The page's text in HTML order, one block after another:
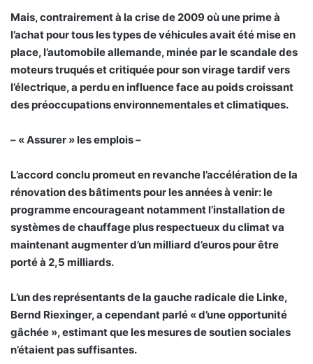
Mais, contrairement à la crise de 2009 où une prime à
l’achat pour tous les types de véhicules avait été mise en
place, l’automobile allemande, minée par le scandale des
moteurs truqués et critiquée pour son virage tardif vers
l’électrique, a perdu en influence face au poids croissant
des préoccupations environnementales et climatiques.
– « Assurer » les emplois –
L’accord conclu promeut en revanche l’accélération de la
rénovation des bâtiments pour les années à venir: le
programme encourageant notamment l’installation de
systèmes de chauffage plus respectueux du climat va
maintenant augmenter d’un milliard d’euros pour être
porté à 2,5 milliards.
L’un des représentants de la gauche radicale die Linke,
Bernd Riexinger, a cependant parlé « d’une opportunité
gâchée », estimant que les mesures de soutien sociales
n’étaient pas suffisantes.